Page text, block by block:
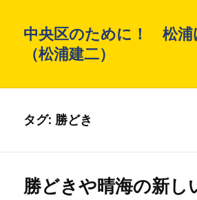
中央区のために！ 松浦
（松浦建二）
タグ: 勝どき
勝どきや晴海の新し